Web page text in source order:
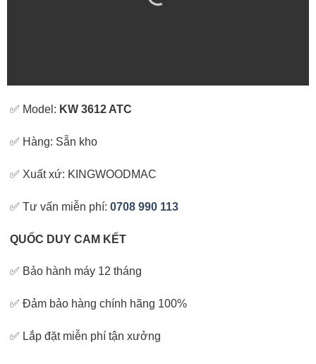
✅ Model: KW 3612 ATC
✅ Hàng: Sẵn kho
✅ Xuất xứ: KINGWOODMAC
✅ Tư vấn miễn phí:0708 990 113
QUỐC DUY CAM KẾT
✅ Bảo hành máy 12 tháng
✅ Đảm bảo hàng chính hãng 100%
✅ Lắp đặt miễn phí tận xưởng